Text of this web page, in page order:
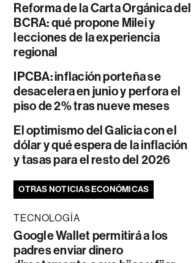
Reforma de la Carta Orgánica del
BCRA: qué propone Milei y
lecciones de la experiencia
regional
IPCBA: inflación porteña se
desacelera en junio y perfora el
piso de 2% tras nueve meses
El optimismo del Galicia con el
dólar y qué espera de la inflación
y tasas para el resto del 2026
OTRAS NOTICIAS ECONÓMICAS
TECNOLOGÍA
Google Wallet permitirá a los
padres enviar dinero